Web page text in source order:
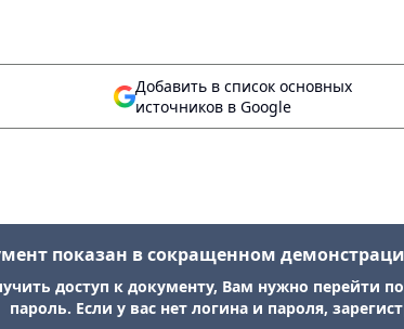
Добавить в список основных
источников в Google
показан в сокращенном
доступ к документу, Вам нужно перейти
пароль. Если у вас нет логина и пароля,